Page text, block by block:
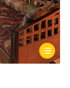
This
product